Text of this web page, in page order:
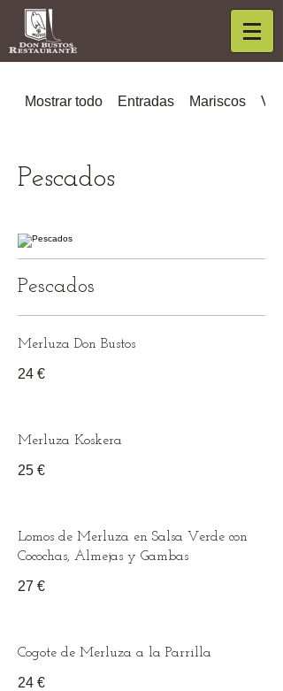
Mostrar todo Entradas Mariscos
Pescados
Pescados
Merluza Don Bustos
24 €
Merluza Koskera
25 €
Lomos de Merluza en Salsa Verde con
Cocochas, Almejas y Gambas
27 €
Cogote de Merluza a la Parrilla
24 €